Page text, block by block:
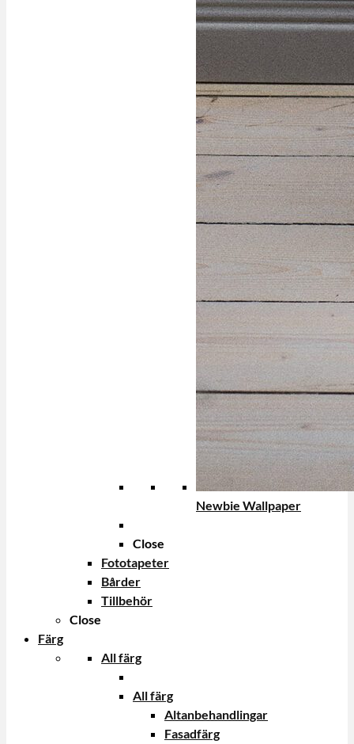
Newbie Wallpaper
Close
Fototapeter
Bårder
Tillbehör
Close
Färg
All färg
All färg
Altanbehandlingar
Fasadfärg